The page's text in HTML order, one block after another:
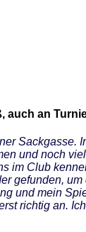
auch an
Sackgasse.
und noch
im Club
gefunden,
und mein
richtig an.